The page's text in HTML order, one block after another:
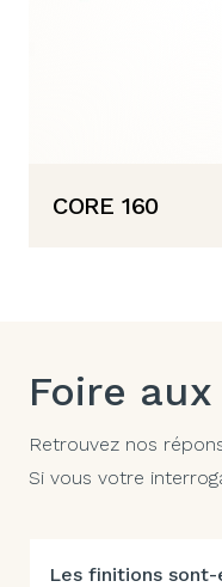
CORE 160
Foire
Retrouvez nos
Si vous votre
Les finitions